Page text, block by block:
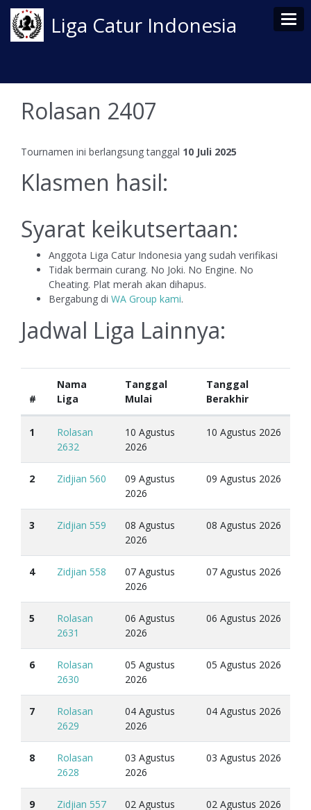
Liga Catur Indonesia
Rolasan 2407
Tournamen ini berlangsung tanggal 10 Juli 2025
Klasmen hasil:
Syarat keikutsertaan:
Anggota Liga Catur Indonesia yang sudah verifikasi
Tidak bermain curang. No Joki. No Engine. No
Cheating. Plat merah akan dihapus.
Bergabung di WA Group kami.
Jadwal Liga Lainnya:
#
Nama
Liga
Tanggal
Mulai
Tanggal
Berakhir
1
Rolasan
2632
10 Agustus
2026
10 Agustus 2026
2 Zidjian 560
09 Agustus
2026
09 Agustus 2026
3 Zidjian 559
08 Agustus
2026
08 Agustus 2026
4 Zidjian 558
07 Agustus
2026
07 Agustus 2026
5
Rolasan
2631
06 Agustus
2026
06 Agustus 2026
6
Rolasan
2630
05 Agustus
2026
05 Agustus 2026
7
Rolasan
2629
04 Agustus
2026
04 Agustus 2026
8
Rolasan
2628
03 Agustus
2026
03 Agustus 2026
9 Zidjian 557
02 Agustus
02 Agustus 2026